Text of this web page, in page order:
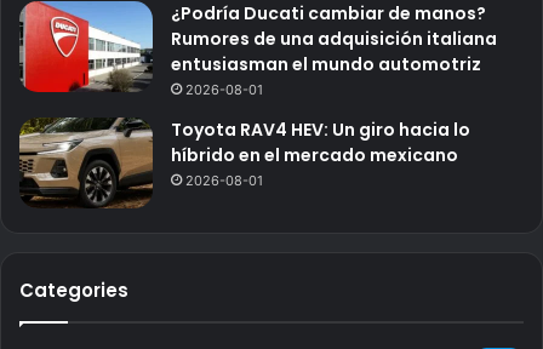
¿Podría Ducati cambiar de manos?
Rumores de una adquisición italiana
entusiasman el mundo automotriz
2026-08-01
Toyota RAV4 HEV: Un giro hacia lo
híbrido en el mercado mexicano
2026-08-01
Categories